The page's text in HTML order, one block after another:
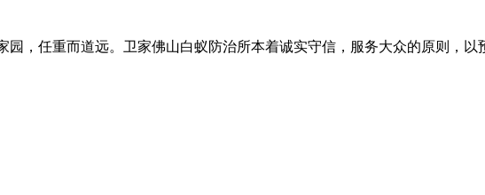
园，任重而道远。卫家佛山白蚁防治所本着诚实守信，服务大众的原则，